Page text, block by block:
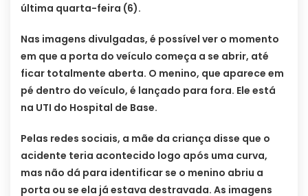
última quarta-feira (6).
Nas imagens divulgadas, é possível ver o momento
em que a porta do veículo começa a se abrir, até
ficar totalmente aberta. O menino, que aparece em
pé dentro do veículo, é lançado para fora. Ele está
na UTI do Hospital de Base.
Pelas redes sociais, a mãe da criança disse que o
acidente teria acontecido logo após uma curva,
mas não dá para identificar se o menino abriu a
porta ou se ela já estava destravada. As imagens